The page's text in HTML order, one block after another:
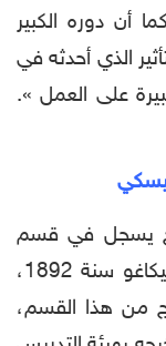
أن دوره الكبير
الذي أحدثه في
على العمل ».
يسجل في قسم
الأنتربولوجيا والسوسيولوجيا بجامعة شيكاغو سنة 1892،
من هذا القسم،